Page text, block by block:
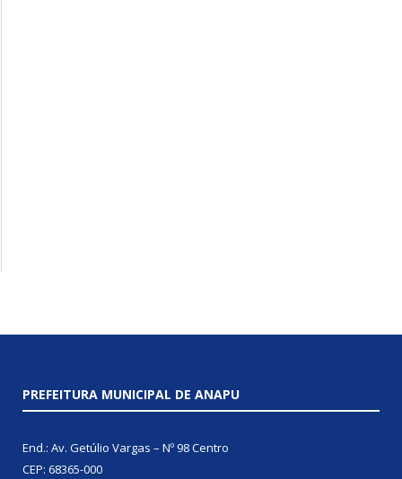
PREFEITURA MUNICIPAL DE ANAPU
End.: Av. Getúlio Vargas – Nº 98 Centro
CEP: 68365-000